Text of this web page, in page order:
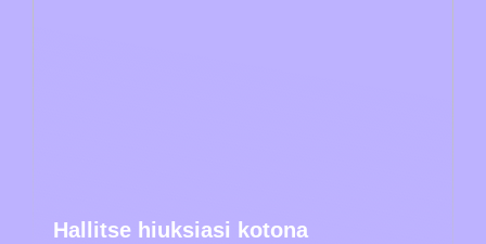
Hallitse hiuksiasi kotona